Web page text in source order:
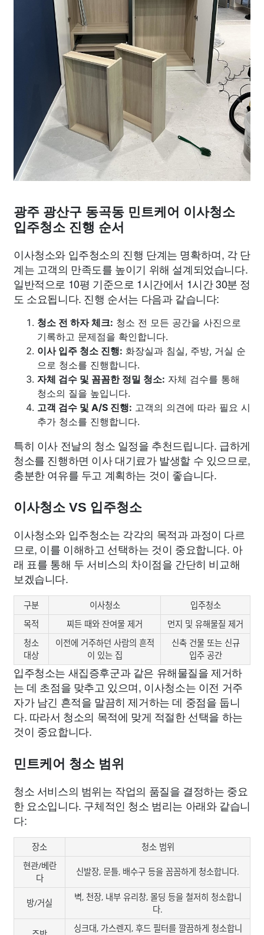
광주 광산구 동곡동 민트케어 이사청소
입주청소 진행 순서
이사청소와 입주청소의 진행 단계는 명확하며, 각 단
계는 고객의 만족도를 높이기 위해 설계되었습니다.
일반적으로 10평 기준으로 1시간에서 1시간 30분 정
도 소요됩니다. 진행 순서는 다음과 같습니다:
청소 전 하자 체크: 청소 전 모든 공간을 사진으로
기록하고 문제점을 확인합니다.
이사 입주 청소 진행: 화장실과 침실, 주방, 거실 순
으로 청소를 진행합니다.
자체 검수 및 꼼꼼한 정밀 청소: 자체 검수를 통해
청소의 질을 높입니다.
고객 검수 및 A/S 진행: 고객의 의견에 따라 필요 시
추가 청소를 진행합니다.
특히 이사 전날의 청소 일정을 추천드립니다. 급하게
청소를 진행하면 이사 대기료가 발생할 수 있으므로,
충분한 여유를 두고 계획하는 것이 좋습니다.
이사청소 VS 입주청소
이사청소와 입주청소는 각각의 목적과 과정이 다르
므로, 이를 이해하고 선택하는 것이 중요합니다. 아
래 표를 통해 두 서비스의 차이점을 간단히 비교해
보겠습니다.
구분 이사청소
입주청소
목적
찌든 때와 잔여물 제거
먼지 및 유해물질 제거
청소
대상
이전에 거주하던 사람의 흔적
이 있는 집
신축 건물 또는 신규
입주 공간
입주청소는 새집증후군과 같은 유해물질을 제거하
는 데 초점을 맞추고 있으며, 이사청소는 이전 거주
자가 남긴 흔적을 말끔히 제거하는 데 중점을 둡니
다. 따라서 청소의 목적에 맞게 적절한 선택을 하는
것이 중요합니다.
민트케어 청소 범위
청소 서비스의 범위는 작업의 품질을 결정하는 중요
한 요소입니다. 구체적인 청소 범리는 아래와 같습니
다:
장소
청소 범위
현관/베란
다
신발장, 문틀, 배수구 등을 꼼꼼하게 청소합니다.
방/거실
벽, 천장, 내부 유리창, 몰딩 등을 철저히 청소합니
다.
싱크대, 가스렌지, 후드 필터를 깔끔하게 청소합니